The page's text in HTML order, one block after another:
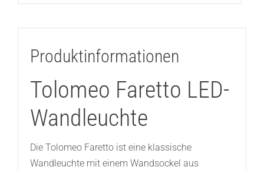
Produktinformationen
Tolomeo Faretto LED-
Wandleuchte
Die Tolomeo Faretto ist eine klassische
Wandleuchte mit einem Wandsockel aus